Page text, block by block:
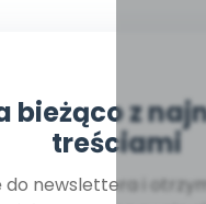
bieżąco z
treściami
do newslettera i